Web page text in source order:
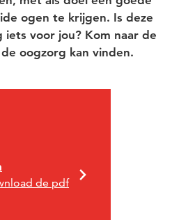
ogen te krijgen. Is deze
voor jou? Kom naar de
oogzorg kan vinden.
de pdf